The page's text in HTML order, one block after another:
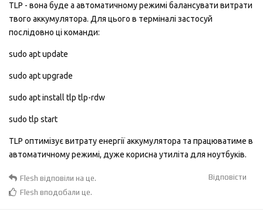
TLP - вона буде а автоматичному режимі балансувати витрати
твого аккумулятора. Для цього в терміналі застосуй
послідовно ці команди:
sudo apt update
sudo apt upgrade
sudo apt install tlp tlp-rdw
sudo tlp start
TLP оптимізує витрату енергії аккумулятора та працюватиме в
автоматичному режимі, дуже корисна утиліта для ноутбуків.
Відповісти
Flesh відповіли на це.
Flesh вподобали це.